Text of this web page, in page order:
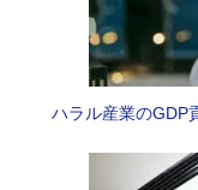
ハラル産業の